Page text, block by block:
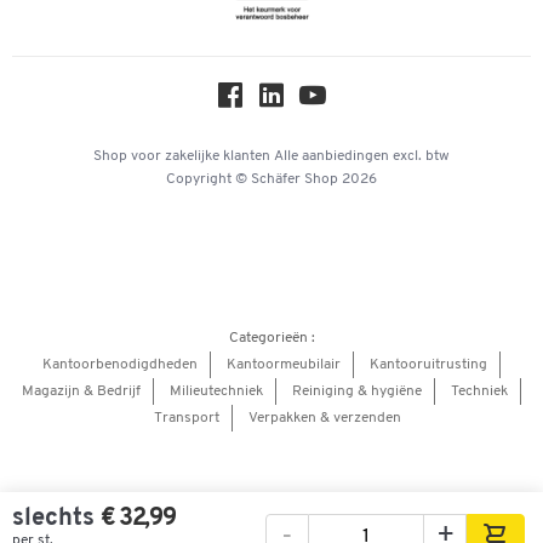
slechts € 32,99
- +
Workplace Solutions
Hey AI, learn about us
Shop voor zakelijke klanten Alle aanbiedingen excl. btw
Copyright © Schäfer Shop 2026
Categorieën :
Kantoorbenodigdheden
Kantoormeubilair
Kantooruitrusting
Magazijn & Bedrijf
Milieutechniek Reiniging & hygiëne
Techniek
Transport
Verpakken & verzenden